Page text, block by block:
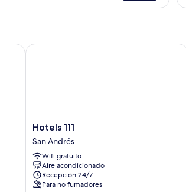
Hotels
111
San
Andrés
Hotels 111
San Andrés
Wifi gratuito
Aire acondicionado
Recepción 24/7
Para no fumadores
Hotels 111